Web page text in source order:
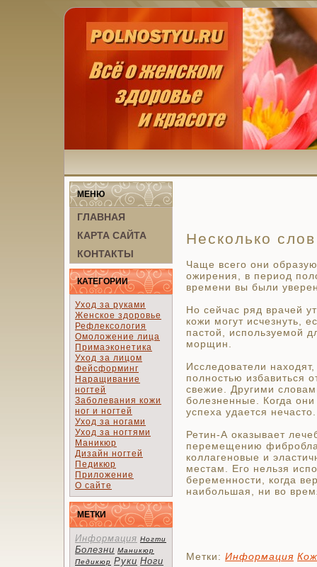
МЕНЮ
ГЛАВНАЯ
КАРТА САЙТА
КОНТАКТЫ
КАТЕГОРИИ
Уход за руками
Женское здоровье
Рефлексология
Омоложение лица
Примаэконетика
Уход за лицом
Фейсформинг
Наращивание
ногтей
Заболевания кожи
ног и ногтей
Уход за ногами
Уход за ногтями
Маникюр
Дизайн ногтей
Педикюр
Приложение
О сайте
МЕТКИ
Информация Ногти
Болезни Маникюр
Педикюр Руки Ноги
Несколько
Чаще всего они
ожирения, в период
времени вы были
Но сейчас ряд врачей
кожи могут исчезнуть,
пастой, используемой
морщин.
Исследователи
полностью избавиться
свежие. Другими
болезненные. Когда
успеха удается нечасто.
Ретин-А оказывает
перемещению
коллагеновые и
местам. Его нельзя
беременности, когда
наибольшая, ни во
Метки: Информация